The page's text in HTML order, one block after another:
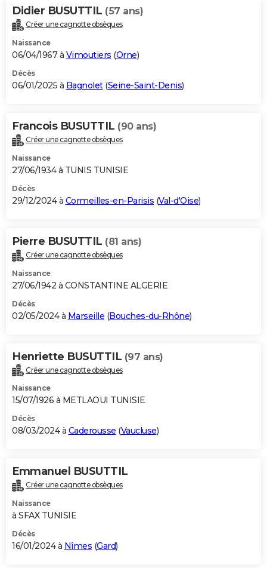
Carte de Noël
Carte Bonne année
Carte Saint-Valentin
Carte Pâques
Carte d'anniversaire
DICTIONNAIRE
Dictionnaire
Biographies
Citations
Expressions
Proverbes
PROGRAMME TV
S'inscrire
Se connecter
Lycées
Collèges
Primaires
Universités
Entreprises
Service militaire
Avis de recherche
AVIS DE DÉCÈS
Bricolage
Lifestyle
Culture
Sport
Auto
Television
Voyage
Cinema
Didier BUSUTTIL (57 ans)
Créer une cagnotte obsèques
Naissance
06/04/1967 à Vimoutiers (Orne)
Décès
06/01/2025 à Bagnolet(Seine-Saint-Denis)
Francois BUSUTTIL (90 ans)
Créer une cagnotte obsèques
Naissance
27/06/1934 à TUNIS TUNISIE
Décès
29/12/2024 à Cormeilles-en-Parisis (Val-d'Oise)
Pierre BUSUTTIL (81 ans)
Créer une cagnotte obsèques
Naissance
27/06/1942 à CONSTANTINE ALGERIE
Décès
02/05/2024 à Marseille (Bouches-du-Rhône)
Henriette BUSUTTIL (97 ans)
Créer une cagnotte obsèques
Naissance
15/07/1926 à METLAOUI TUNISIE
Décès
08/03/2024 à Caderousse (Vaucluse)
Emmanuel BUSUTTIL
Créer une cagnotte obsèques
Naissance
à SFAX TUNISIE
Décès
16/01/2024 à Nîmes (Gard)